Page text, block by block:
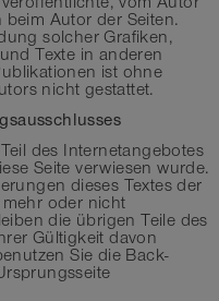
beim Autor der Seiten.
solcher Grafiken,
Texte in anderen
ist ohne
nicht gestattet.
des Internetangebotes
Seite verwiesen wurde.
dieses Textes der
oder nicht
die übrigen Teile des
Gültigkeit davon
Sie die Back-